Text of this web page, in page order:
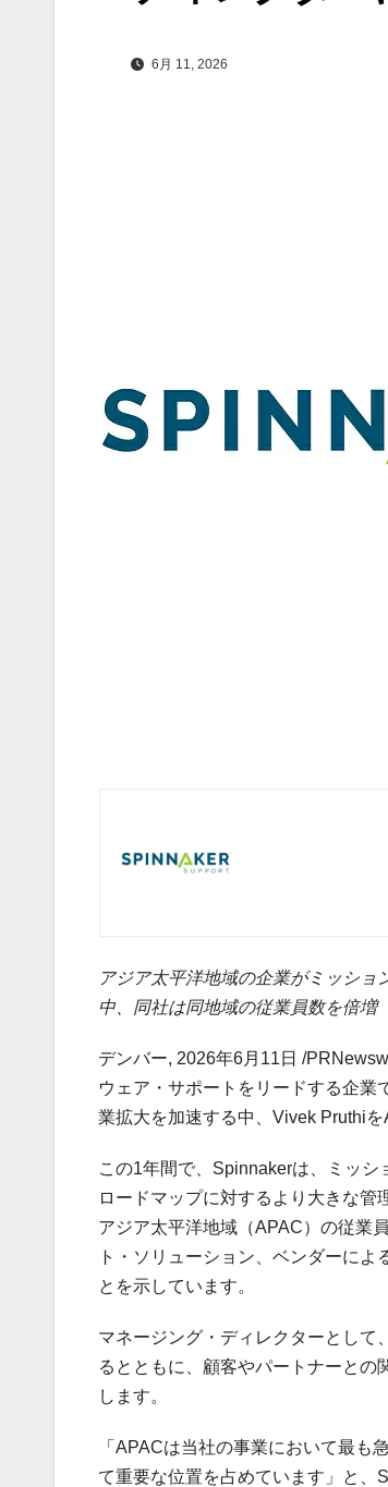
6月 11, 2026
アジア太平洋地域の企業がミッシ
中、同社は同地域の従業員数を倍増
デンバー, 2026年6月11日 /
ウェア・サポートをリードする企業
業拡大を加速する中、Vivek Pruthi
この1年間で、Spinnakerは、ミッシ
ロードマップに対するより大きな管
アジア太平洋地域（APAC）の従業
ト・ソリューション、ベンダーに
とを示しています。
マネージング・ディレクターとして
るとともに、顧客やパートナーとの
します。
「APACは当社の事業において最
て重要な位置を占めています」と、